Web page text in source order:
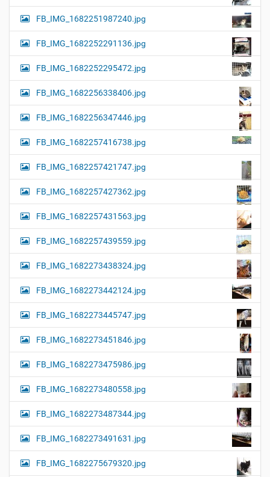
FB_IMG_1682251987240.jpg
FB_IMG_1682252291136.jpg
FB_IMG_1682252295472.jpg
FB_IMG_1682256338406.jpg
FB_IMG_1682256347446.jpg
FB_IMG_1682257416738.jpg
FB_IMG_1682257421747.jpg
FB_IMG_1682257427362.jpg
FB_IMG_1682257431563.jpg
FB_IMG_1682257439559.jpg
FB_IMG_1682273438324.jpg
FB_IMG_1682273442124.jpg
FB_IMG_1682273445747.jpg
FB_IMG_1682273451846.jpg
FB_IMG_1682273475986.jpg
FB_IMG_1682273480558.jpg
FB_IMG_1682273487344.jpg
FB_IMG_1682273491631.jpg
FB_IMG_1682275679320.jpg